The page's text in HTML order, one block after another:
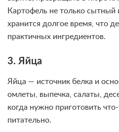
Картофель не только сытный
хранится долгое время, что
практичных ингредиентов.
3. Яйца
Яйца — источник белка и
омлеты, выпечка, салаты,
когда нужно приготовить
питательно.